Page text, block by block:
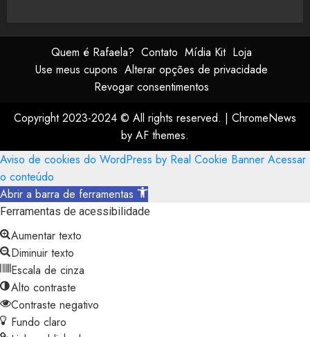
Quem é Rafaela? Contato Mídia Kit Loja
Use meus cupons Alterar opções de privacidade
Revogar consentimentos
Copyright 2023-2024 © All rights reserved. | ChromeNews
by AF themes.
Aviso de cookies do WordPress by Real Cookie Banner Acessar
o conteúdo
Abrir a barra de ferramentas
Ferramentas de acessibilidade
Aumentar texto
Diminuir texto
Escala de cinza
Alto contraste
Contraste negativo
Fundo claro